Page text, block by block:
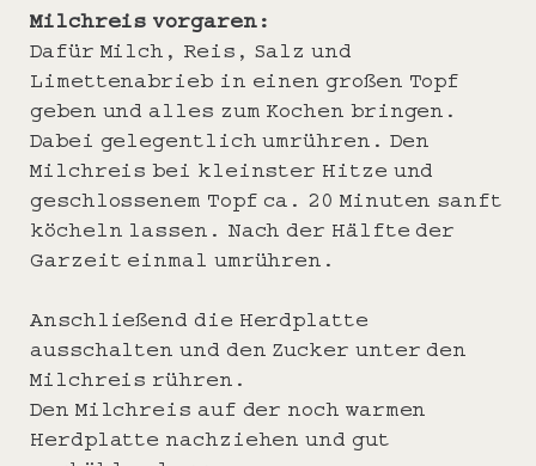
Milchreis vorgaren:
Dafür Milch, Reis, Salz und
Limettenabrieb in einen großen Topf
geben und alles zum Kochen bringen.
Dabei gelegentlich umrühren. Den
Milchreis bei kleinster Hitze und
geschlossenem Topf ca. 20 Minuten sanft
köcheln lassen. Nach der Hälfte der
Garzeit einmal umrühren.
Anschließend die Herdplatte
ausschalten und den Zucker unter den
Milchreis rühren.
Den Milchreis auf der noch warmen
Herdplatte nachziehen und gut